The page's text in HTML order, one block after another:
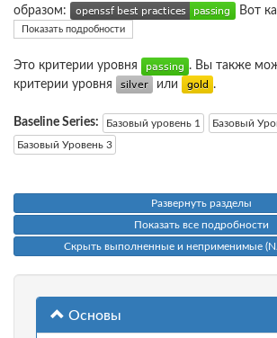
образом:
Вот
Показать подробности
Это критерии уровня
. Вы также
критерии уровня
или .
Baseline Series: Базовый уровень 1
Базовый
Базовый Уровень 3
Развернуть разделы
Показать все подробности
Скрыть выполненные и неприменимые
Основы